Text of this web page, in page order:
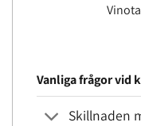
Vanliga frågor vid
Skillnaden